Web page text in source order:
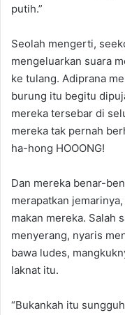
putih.”
Seolah mengerti,
mengeluarkan suara
ke tulang. Adiprana
burung itu begitu
mereka tersebar di
mereka tak pernah
ha-hong HOOONG!
Dan mereka benar-
merapatkan
makan mereka. Salah
menyerang, nyaris
bawa ludes,
laknat itu.
“Bukankah itu